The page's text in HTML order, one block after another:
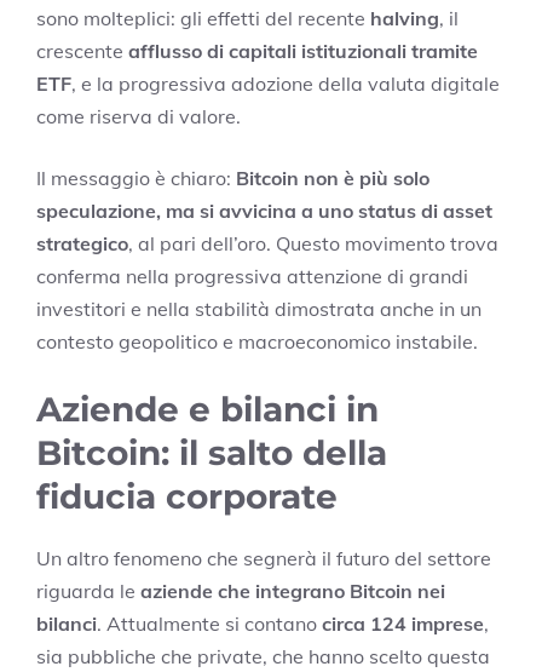
sono molteplici: gli effetti del recente halving, il
crescente afflusso di capitali istituzionali tramite
ETF, e la progressiva adozione della valuta digitale
come riserva di valore.
Il messaggio è chiaro: Bitcoin non è più solo
speculazione, ma si avvicina a uno status di asset
strategico, al pari dell’oro. Questo movimento trova
conferma nella progressiva attenzione di grandi
investitori e nella stabilità dimostrata anche in un
contesto geopolitico e macroeconomico instabile.
Aziende e bilanci in
Bitcoin: il salto della
fiducia corporate
Un altro fenomeno che segnerà il futuro del settore
riguarda le aziende che integrano Bitcoin nei
bilanci. Attualmente si contano circa 124 imprese,
sia pubbliche che private, che hanno scelto questa